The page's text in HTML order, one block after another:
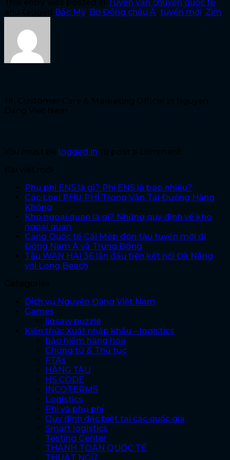
Tuyến vận chuyển quốc tế
Bắc Mỹ Bờ Đông châu Á tuyến mới Zim
logged in
Phụ phí ENS là gì? Phí ENS là bao nhiêu?
Các Loại PHỤ PHÍ Trong Vận Tải Đường Hàng
Không
Kho ngoại quan là gì? Những quy định về kho
ngoại quan
Cảng Quốc tế Cái Mép đón tàu tuyến mới đi
Đông Nam Á và Trung Đông
Tàu WAN HAI 36 lần đầu tiên kết nối Đà Nẵng
với Long Beach
Dịch vụ Nguyên Đăng Việt Nam
Games
jigsaw puzzle
Kiến thức Xuất nhập khẩu – logistics
bảo hiểm hàng hóa
Chứng từ & Thủ tục
FTAs
HÃNG TÀU
HS CODE
INCOTERMS
Logistics
Phí và phụ phí
Quy định đặc biệt tại các quốc gia
Smart logistics
Testing Center
THANH TOÁN QUỐC TẾ
THUẬT NGỮ